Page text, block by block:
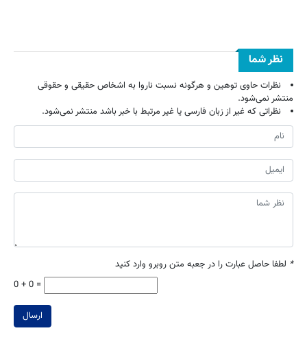
نظر شما
نظرات حاوی توهین و هرگونه نسبت ناروا به اشخاص حقیقی و حقوقی
منتشر نمی‌شود.
نظراتی که غیر از زبان فارسی یا غیر مرتبط با خبر باشد منتشر نمی‌شود.
* لطفا حاصل عبارت را در جعبه متن روبرو وارد کنید
0 + 0 =
ارسال